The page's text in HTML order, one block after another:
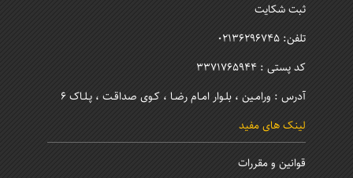
ثبت شکایت
تلفن: 02136296745
کد پستی : 3371765944
آدرس : ورامـین ، بلـوار امـام رضـا ، کـوی صداقـت ، پـلـاک 6
لینک های مفید
قوانین و مقررات